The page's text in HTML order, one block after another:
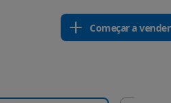
Começar a vender